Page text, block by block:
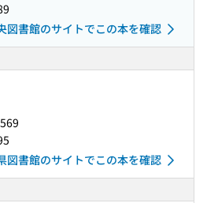
図書館のサイトでこの本を確認
図書館のサイトでこの本を確認